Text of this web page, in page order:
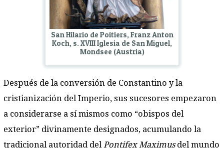
San Hilario de Poitiers, Franz Anton
Koch, s. XVIII Iglesia de San Miguel,
Mondsee (Austria)
Después de la conversión de Constantino y la
cristianización del Imperio, sus sucesores empezaron
a considerarse a sí mismos como “obispos del
exterior” divinamente designados, acumulando la
tradicional autoridad del Pontifex Maximusdel mundo